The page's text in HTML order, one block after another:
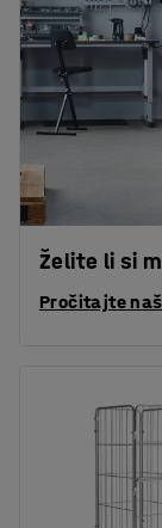
Želite li si
Pročitajte